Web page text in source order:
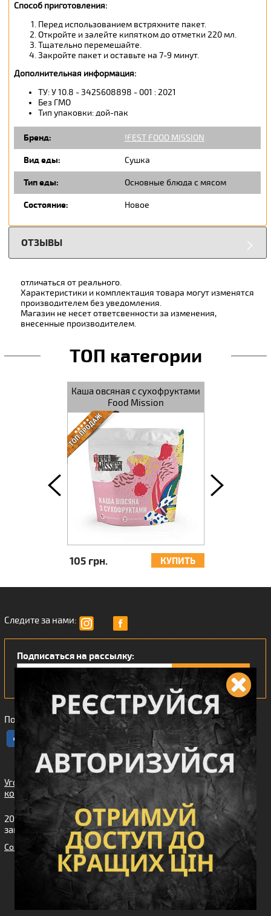
Способ приготовления:
Перед использованием встряхните пакет.
Откройте и залейте кипятком до отметки 220 мл.
Тщательно перемешайте.
Закройте пакет и оставьте на 7-9 минут.
Дополнительная информация:
ТУ: У 10.8 - 3425608898 - 001 : 2021
Без ГМО
Тип упаковки: дой-пак
Бренд: !FEST FOOD MISSION
Вид еды: Сушка
Тип еды: Основные блюда с мясом
Состояние: Новое
ОТЗЫВЫ
отличаться от реального.
Характеристики и комплектация товара могут изменятся
производителем без уведомления.
Магазин не несет ответсвенности за изменения,
внесенные производителем.
ТОП категории
Каша овсяная с сухофруктами
Food Mission
105 грн. КУПИТЬ
Следите за нами:
Подписаться на рассылку:
Понравился наш интернет магазин?
Угода
користувача
2010-2026 интернет-магазин Wiking™ (Викинг). Все права
защищены.
Cоздание сайта